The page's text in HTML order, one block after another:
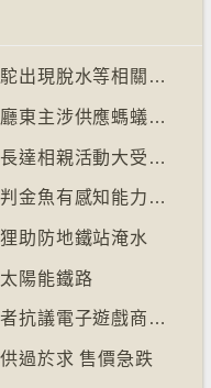
【十萬八千里】極端高溫令駱駝出現脫水等相關疾病
【十萬八千里】米芝蓮兩星餐廳東主涉供應螞蟻菜式 檢方求囚一年
【十萬八千里】南韓寺廟安排長達相親活動大受歡迎
【十萬八千里】阿根廷法庭宣判金魚有感知能力須從壽司店移走
助防地鐵站淹水
陽能鐵路
【十萬八千里】歐盟審議消費者抗議電子遊戲商關閉伺服器
過於求 售價急跌